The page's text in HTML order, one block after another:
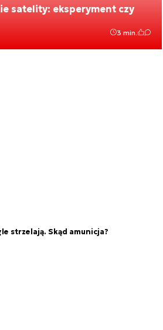
satelity: eksperyment czy
3 min.
strzelają. Skąd amunicja?